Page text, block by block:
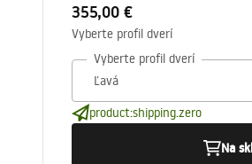
355,00 €
Vyberte profil dverí
Vyberte profil dverí
product:shipping.zero
Na